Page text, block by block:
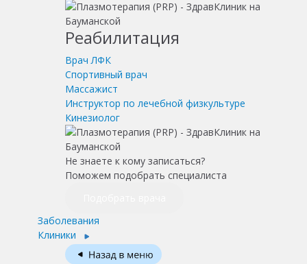
Реабилитация
Врач ЛФК
Спортивный врач
Массажист
Инструктор по лечебной физкультуре
Кинезиолог
Не знаете к кому записаться?
Поможем подобрать специалиста
Заболевания
Клиники